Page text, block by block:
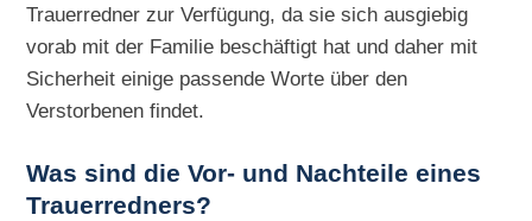
Trauerredner zur Verfügung, da sie sich ausgiebig
vorab mit der Familie beschäftigt hat und daher mit
Sicherheit einige passende Worte über den
Verstorbenen findet.
Was sind die Vor- und Nachteile eines
Trauerredners?